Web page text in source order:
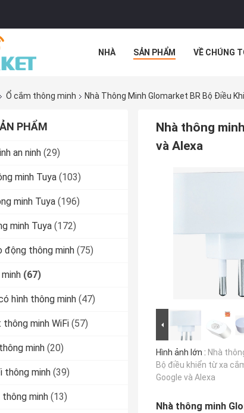
NHÀ SẢN PHẨM VỀ CHÚNG
Ổ cắm thông minh Nhà Thông Minh Glomarket BR Bộ Điều
PHẨM
an ninh (29)
minh Tuya (103)
minh Tuya (196)
minh Tuya (172)
động thông minh (75)
(67)
hình thông minh (47)
thông minh WiFi (57)
minh (20)
thông minh (39)
minh (13)
Nhà thông
và Alexa
Hình ảnh lớn : Nhà
Bộ điều khiển từ xa
Google và Alexa
Nhà thông minh